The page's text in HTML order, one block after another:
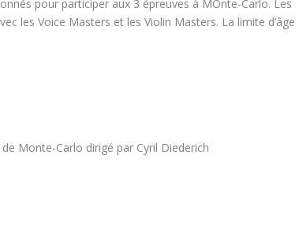
pour participer aux 3 épreuves à MOnte-Carlo. Les
les Voice Masters et les Violin Masters. La limite d’âge
Monte-Carlo dirigé par Cyril Diederich